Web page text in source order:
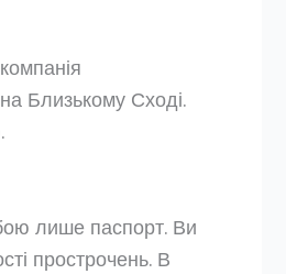
Близькому Сході.
лише паспорт. Ви
прострочень. В